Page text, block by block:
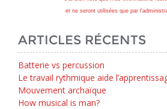
et ne seront utilisées que par
ARTICLES RÉCENTS
Batterie vs percussion
Le travail rythmique aide
Mouvement archaïque
How musical is man?